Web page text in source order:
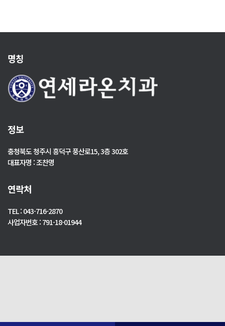
명칭
정보
충청북도 청주시 흥덕구 풍산로15, 3층 302호
대표자명 : 조찬명
연락처
TEL : 043-716-2870
사업자번호 : 791-18-01944